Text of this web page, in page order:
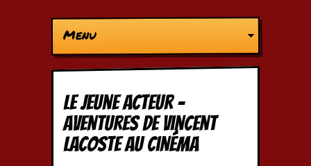
Menu
Le jeune acteur –
Aventures de Vincent
Lacoste au cinéma